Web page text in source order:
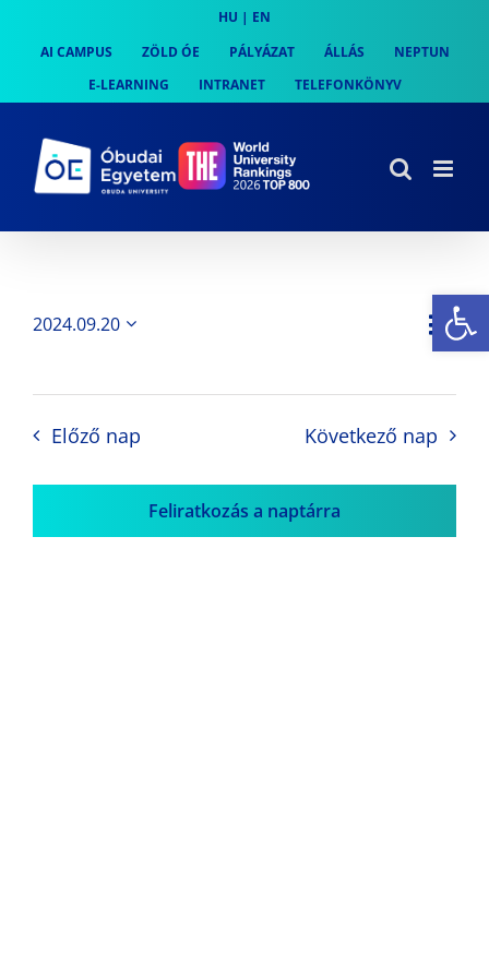
content
HU | EN
AI CAMPUS
ZÖLD ÓE PÁLYÁZAT ÁLLÁS
NEPTUN
E-LEARNING
INTRANET TELEFONKÖNYV
Nap
2024.09.20
Előző nap Következő nap
Feliratkozás a naptárra